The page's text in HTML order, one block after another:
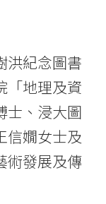
洪紀念圖書
「地理及資
士、浸大圖
信嫺女士及
術發展及傳